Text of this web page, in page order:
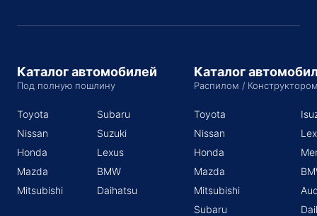
Каталог автомобилей
Под полную пошлину
Toyota
Nissan
Honda
Mazda
Mitsubishi
Subaru
Suzuki
Lexus
BMW
Daihatsu
Каталог
Распилом /
Toyota
Nissan
Honda
Mazda
Mitsubishi
Subaru